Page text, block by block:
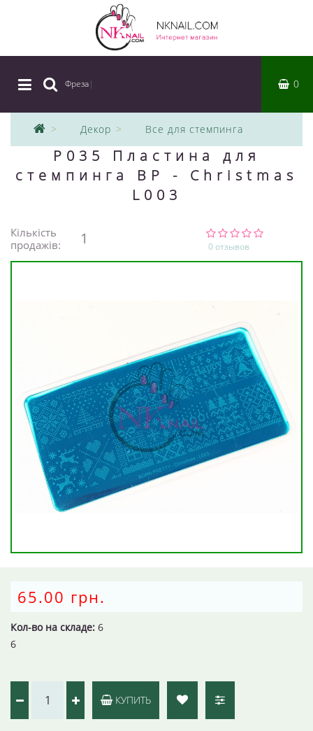
Фреза| 0
Декор Все для стемпинга
P035 Пластина для
стемпинга BP - Christmas
L003
Кількість
продажів:
1 0 отзывов
65.00 грн.
Кол-во на складе: 6
6
КУПИТЬ